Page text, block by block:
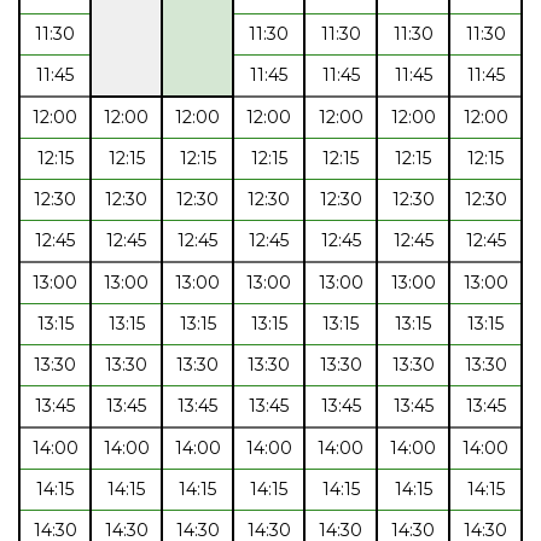
11:30
11:30 11:30 11:30
11:30
11:45
11:45 11:45 11:45
11:45
12:00
12:00 12:00 12:00 12:00 12:00
12:00
12:15
12:15 12:15 12:15 12:15 12:15
12:15
12:30
12:30 12:30 12:30 12:30 12:30
12:30
12:45
12:45 12:45 12:45 12:45 12:45
12:45
13:00
13:00 13:00 13:00 13:00 13:00
13:00
13:15
13:15 13:15 13:15 13:15 13:15
13:15
13:30
13:30 13:30 13:30 13:30 13:30
13:30
13:45
13:45 13:45 13:45 13:45 13:45
13:45
14:00
14:00 14:00 14:00 14:00 14:00
14:00
14:15
14:15 14:15 14:15 14:15 14:15
14:15
14:30
14:30 14:30 14:30 14:30 14:30
14:30